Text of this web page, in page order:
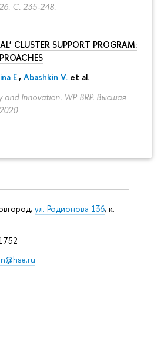
С. 235-248.
CLUSTER SUPPORT PROGRAM:
E., Abashkin V. et al.
and Innovation. WP BRP. Высшая
ул. Родионова 136, к.